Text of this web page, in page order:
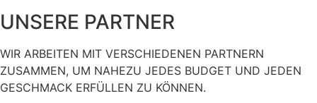
UNSERE PARTNER
WIR ARBEITEN MIT VERSCHIEDENEN PARTNERN
ZUSAMMEN, UM NAHEZU JEDES BUDGET UND JEDEN
GESCHMACK ERFÜLLEN ZU KÖNNEN.